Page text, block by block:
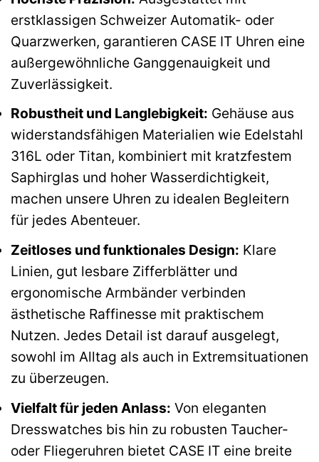
erstklassigen Schweizer Automatik- oder
Quarzwerken, garantieren CASE IT Uhren eine
außergewöhnliche Ganggenauigkeit und
Zuverlässigkeit.
Robustheit und Langlebigkeit: Gehäuse aus
widerstandsfähigen Materialien wie Edelstahl
316L oder Titan, kombiniert mit kratzfestem
Saphirglas und hoher Wasserdichtigkeit,
machen unsere Uhren zu idealen Begleitern
für jedes Abenteuer.
Zeitloses und funktionales Design: Klare
Linien, gut lesbare Zifferblätter und
ergonomische Armbänder verbinden
ästhetische Raffinesse mit praktischem
Nutzen. Jedes Detail ist darauf ausgelegt,
sowohl im Alltag als auch in Extremsituationen
zu überzeugen.
Vielfalt für jeden Anlass: Von eleganten
Dresswatches bis hin zu robusten Taucher-
oder Fliegeruhren bietet CASE IT eine breite